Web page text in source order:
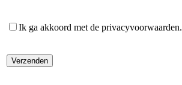
Ik ga akkoord met de privacyvoorwaarden.